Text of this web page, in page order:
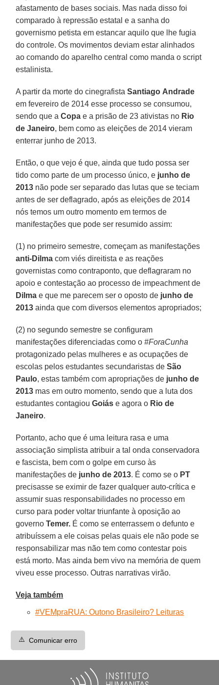
afastamento de bases sociais. Mas nada disso foi
comparado à repressão estatal e a sanha do
governismo petista em estancar aquilo que lhe fugia
do controle. Os movimentos deviam estar alinhados
ao comando do aparelho central como manda o script
estalinista.
A partir da morte do cinegrafistaSantiago Andrade
em fevereiro de 2014 esse processo se consumou,
sendo que aCopa e a prisão de 23 ativistas no Rio
de Janeiro, bem como as eleições de 2014 vieram
enterrar junho de 2013.
Então, o que vejo é que, ainda que tudo possa ser
tido como parte de um processo único, e junho de
2013 não pode ser separado das lutas que se teciam
antes de ser deflagrado, após as eleições de 2014
nós temos um outro momento em termos de
manifestações que pode ser resumido assim:
(1) no primeiro semestre, começam as manifestações
anti-Dilma com viés direitista e as reações
governistas como contraponto, que deflagraram no
apoio e contestação ao processo de impeachment de
Dilma e que me parecem ser o oposto de junho de
2013 ainda que com diversos elementos apropriados;
(2) no segundo semestre se configuram
manifestações diferenciadas como o #ForaCunha
protagonizado pelas mulheres e as ocupações de
escolas pelos estudantes secundaristas deSão
Paulo, estas também com apropriações de junho de
2013 mas em outro momento, sendo que a luta dos
estudantes contagiouGoiás e agora o Rio de
Janeiro.
Portanto, acho que é uma leitura rasa e uma
associação simplista atribuir a tal onda conservadora
e fascista, bem com o golpe em curso às
manifestações de junho de 2013. É como se o PT
precisasse se eximir de fazer qualquer auto-crítica e
assumir suas responsabilidades no processo em
curso para poder voltar triunfante à oposição ao
governoTemer. É como se enterrassem o defunto e
atribuíssem a ele coisas pelas quais ele não pode se
responsabilizar mas não tem como contestar pois
está morto. Mas ainda bem vivo na memória de quem
viveu esse processo. Outras narrativas virão.
Veja também
#VEMpraRUA: Outono Brasileiro? Leituras
⚠️ Comunicar erro